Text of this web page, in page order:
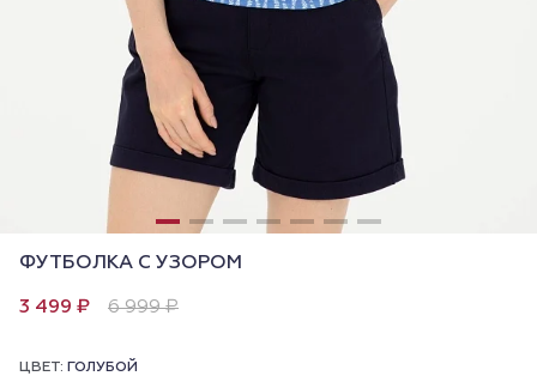
ФУТБОЛКА С УЗОРОМ
3 499 ₽ 6 999 ₽
ЦВЕТ: ГОЛУБОЙ